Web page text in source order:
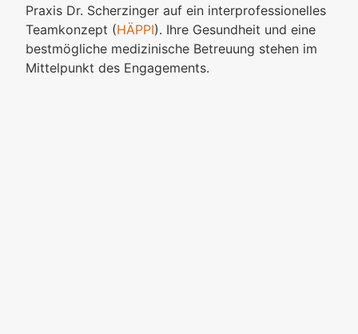
Praxis Dr. Scherzinger auf ein interprofessionelles
Teamkonzept (HÄPPI). Ihre Gesundheit und eine
bestmögliche medizinische Betreuung stehen im
Mittelpunkt des Engagements.